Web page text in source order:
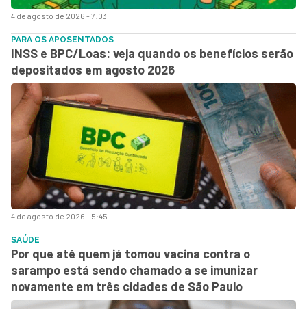
4 de agosto de 2026 - 7:03
4 de agosto de 2026 - 5:45
PARA OS APOSENTADOS
INSS e BPC/Loas: veja quando os benefícios serão
depositados em agosto 2026
SAÚDE
Por que até quem já tomou vacina contra o
sarampo está sendo chamado a se imunizar
novamente em três cidades de São Paulo